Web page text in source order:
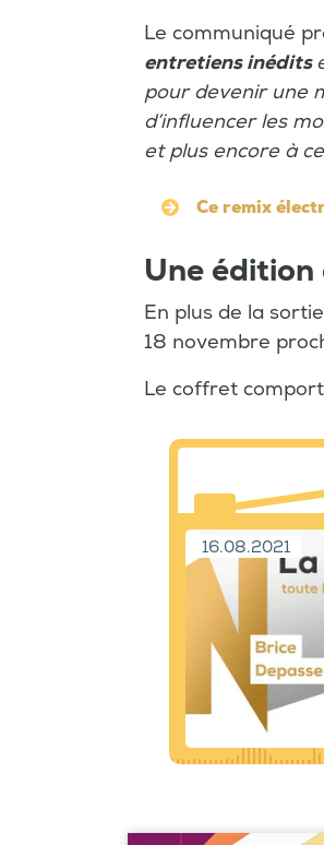
Le communiqué
entretiens inédits
pour devenir une
d’influencer les
et plus encore à
Ce remix
Une
En plus de la
18 novembre
Le coffret
16.08.2021